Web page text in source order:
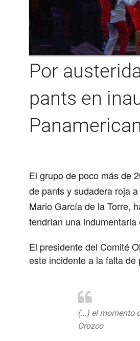
Por
pants en
El grupo de poco más de
de pants y sudadera roja
Mario García de la Torre,
tendrían una
El presidente del Comité
este incidente a la falta
(...) el momento
Orozco